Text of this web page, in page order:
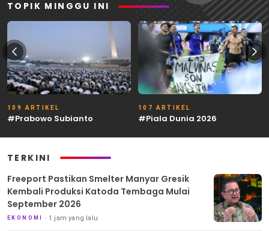
TOPIK MINGGU INI
109 ARTIKEL
#Prabowo Subianto
107 ARTIKEL
#Piala Dunia 2026
TERKINI
Freeport Pastikan Smelter Manyar Gresik
Kembali Produksi Katoda Tembaga Mulai
September 2026
EKONOMI 1 jam yang lalu